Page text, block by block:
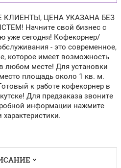
ЦЕНА УКАЗАНА БЕЗ
Начните свой бизнес с
уже сегодня! Кофекорнер/
- это современное,
которое имеет возможность
любом месте! Для установки
площадь около 1 кв. м.
к работе кофекорнер в
Для предзаказа звоните
информации нажмите